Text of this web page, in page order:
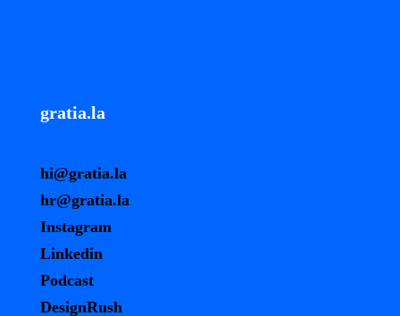
gratia.la
hi@gratia.la
hr@gratia.la
Instagram
Linkedin
Podcast
DesignRush